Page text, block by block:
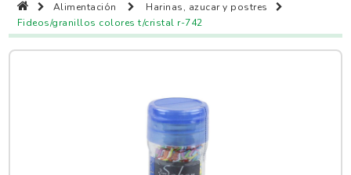
Alimentación
Harinas, azucar y postres
Fideos/granillos colores t/cristal r-742